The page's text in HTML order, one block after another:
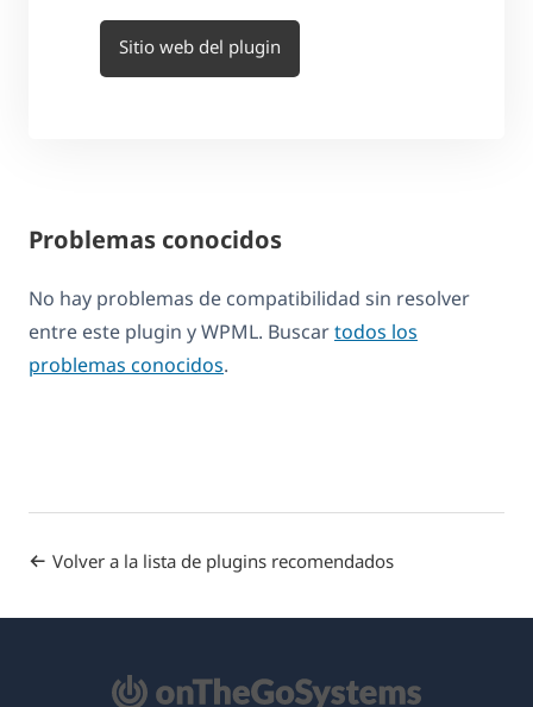
Sitio web del plugin
Problemas conocidos
No hay problemas de compatibilidad sin resolver
entre este plugin y WPML. Buscartodos los
problemas conocidos.
Volver a la lista de plugins recomendados